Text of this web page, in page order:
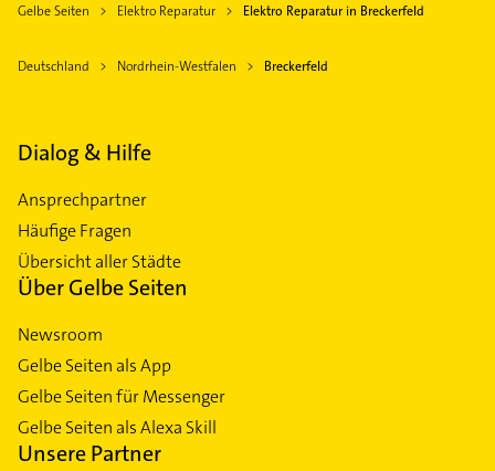
Gelbe Seiten Elektro Reparatur Elektro Reparatur in Breckerfeld
Deutschland Nordrhein-Westfalen Breckerfeld
Dialog & Hilfe
Ansprechpartner
Häufige Fragen
Übersicht aller Städte
Über Gelbe Seiten
Newsroom
Gelbe Seiten als App
Gelbe Seiten für Messenger
Gelbe Seiten als Alexa Skill
Unsere Partner